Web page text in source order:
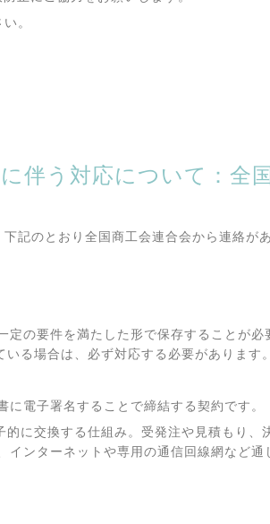
。
伴う対応について：全
記のとおり全国商工会連合会から連絡が
の要件を満たした形で保存することが必
いる場合は、必ず対応する必要があります。
電子署名することで締結する契約です。
に交換する仕組み。受発注や見積もり、
ンターネットや専用の通信回線網など通